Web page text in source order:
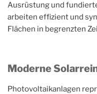
Ausrüstung und
arbeiten effizient und
Flächen in begrenzten
Moderne
Photovoltaikanlagen